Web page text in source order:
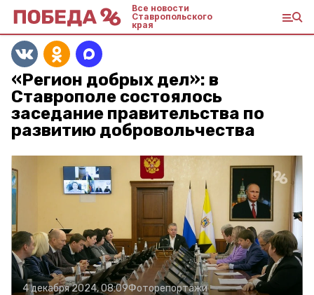
Все новости
Ставропольского
края
«Регион добрых дел»: в
Ставрополе состоялось
заседание правительства по
развитию добровольчества
4 декабря 2024, 08:09Фоторепортажи